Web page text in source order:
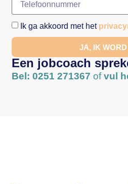
Ik ga akkoord met het
JA, IK
Een jobcoach
Bel: 0251 271367 ofvul